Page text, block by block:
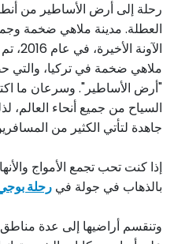
رحلة إلى أرض الأساطير من
العطلة. مدينة ملاهي ضخمة
ملاهي ضخمة في تركيا، والتي
"أرض الأساطير". وسرعان ما
السياح من جميع أنحاء
جاهدة لتأتي الكثير من
إذا كنت تحب تجمع الأمواج
بالذهاب في جولة في رحلة
وتنقسم أراضيها إلى عدة